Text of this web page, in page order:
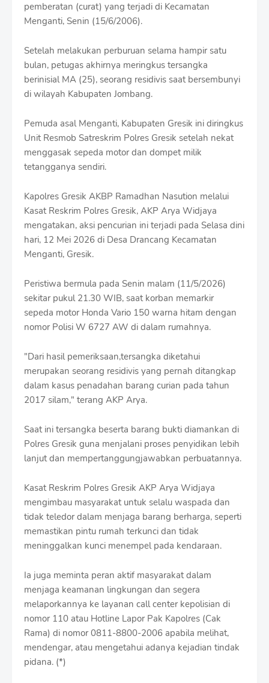
pemberatan (curat) yang terjadi di Kecamatan
Menganti, Senin (15/6/2006).
Setelah melakukan perburuan selama hampir satu
bulan, petugas akhirnya meringkus tersangka
berinisial MA (25), seorang residivis saat bersembunyi
di wilayah Kabupaten Jombang.
Pemuda asal Menganti, Kabupaten Gresik ini diringkus
Unit Resmob Satreskrim Polres Gresik setelah nekat
menggasak sepeda motor dan dompet milik
tetangganya sendiri.
Kapolres Gresik AKBP Ramadhan Nasution melalui
Kasat Reskrim Polres Gresik, AKP Arya Widjaya
mengatakan, aksi pencurian ini terjadi pada Selasa dini
hari, 12 Mei 2026 di Desa Drancang Kecamatan
Menganti, Gresik.
​Peristiwa bermula pada Senin malam (11/5/2026)
sekitar pukul 21.30 WIB, saat korban memarkir
sepeda motor Honda Vario 150 warna hitam dengan
nomor Polisi W 6727 AW di dalam rumahnya.
"Dari hasil pemeriksaan,tersangka diketahui
merupakan seorang residivis yang pernah ditangkap
dalam kasus penadahan barang curian pada tahun
2017 silam," terang AKP Arya.
​Saat ini tersangka beserta barang bukti diamankan di
Polres Gresik guna menjalani proses penyidikan lebih
lanjut dan mempertanggungjawabkan perbuatannya.
​Kasat Reskrim Polres Gresik AKP Arya Widjaya
mengimbau masyarakat untuk selalu waspada dan
tidak teledor dalam menjaga barang berharga, seperti
memastikan pintu rumah terkunci dan tidak
meninggalkan kunci menempel pada kendaraan.​
Ia juga meminta peran aktif masyarakat dalam
menjaga keamanan lingkungan dan segera
melaporkannya ke layanan call center kepolisian di
nomor 110 atau Hotline Lapor Pak Kapolres (Cak
Rama) di nomor 0811-8800-2006 apabila melihat,
mendengar, atau mengetahui adanya kejadian tindak
pidana. (*)
i
g
W
t
h
S
o
f
f
T
e
p
l
t
e
s